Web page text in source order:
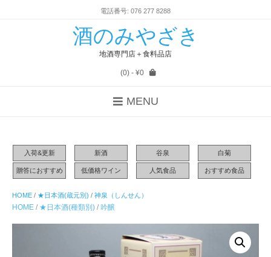
電話番号: 076 277 8288
酒のみやざき
地酒専門店＋食料品店
(0)- ¥0
MENU
入荷&更新 新酒 谷泉 白菊
贈答におすすめ 低価格ワイン 人気食品 おすすめ食品
HOME / ★日本酒(蔵元別) / 神泉（しんせん）
HOME / ★日本酒(種類別) / 吟醸